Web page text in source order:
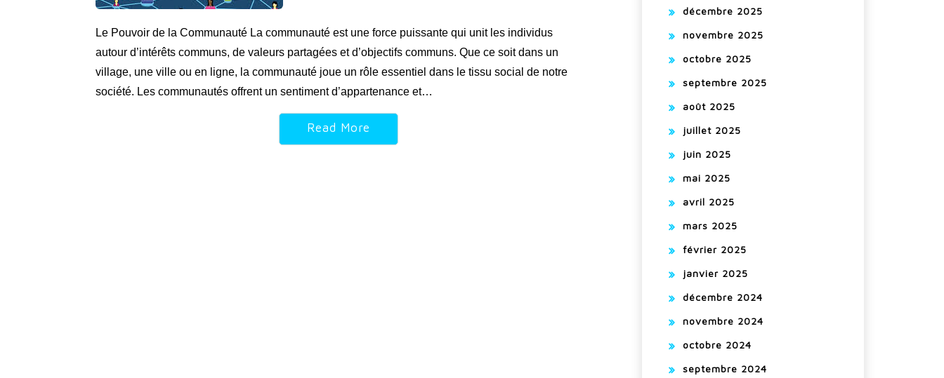
Le Pouvoir de la Communauté La communauté est une force puissante qui unit les individus
autour d’intérêts communs, de valeurs partagées et d’objectifs communs. Que ce soit dans un
village, une ville ou en ligne, la communauté joue un rôle essentiel dans le tissu social de notre
société. Les communautés offrent un sentiment d’appartenance et…
Read More
décembre 2025
novembre 2025
octobre 2025
septembre 2025
août 2025
juillet 2025
juin 2025
mai 2025
avril 2025
mars 2025
février 2025
janvier 2025
décembre 2024
novembre 2024
octobre 2024
septembre 2024